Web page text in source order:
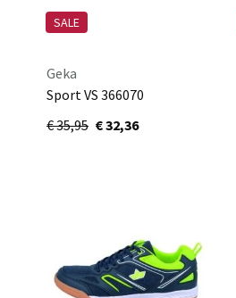
SALE
Geka
Sport VS 366070
€ 35,95 € 32,36